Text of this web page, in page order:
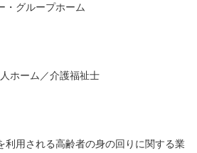
・グループホーム
ホーム／介護福祉士
利用される高齢者の身の回りに関する業